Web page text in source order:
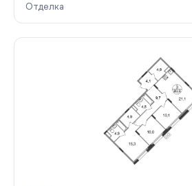
Отделка